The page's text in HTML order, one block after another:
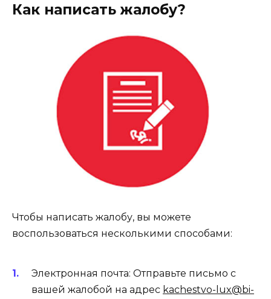
Как написать жалобу?
Чтобы написать жалобу, вы можете
воспользоваться несколькими способами:
Электронная почта: Отправьте письмо с
вашей жалобой на адрес kachestvo-lux@bi-